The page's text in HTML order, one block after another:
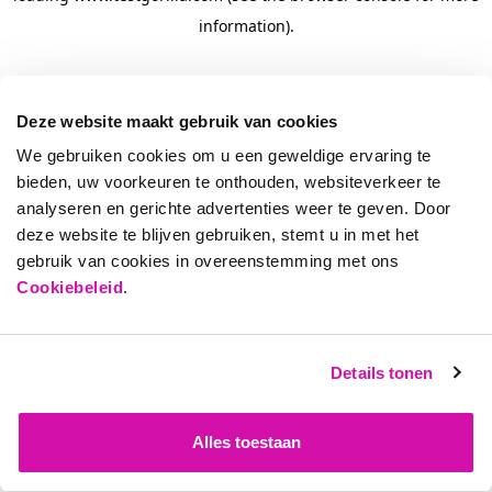
Deze website maakt gebruik van cookies
We gebruiken cookies om u een geweldige ervaring te
bieden, uw voorkeuren te onthouden, websiteverkeer te
analyseren en gerichte advertenties weer te geven. Door
deze website te blijven gebruiken, stemt u in met het
gebruik van cookies in overeenstemming met ons
Cookiebeleid.
Details tonen
Alles toestaan
information).